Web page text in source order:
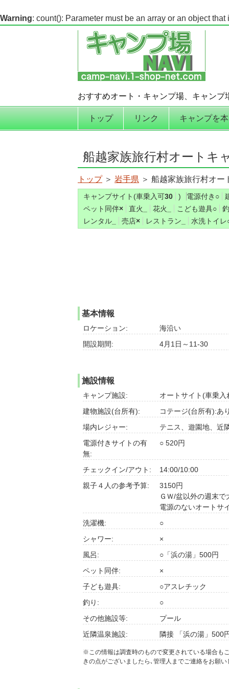
Warning: count(): Parameter must be an array or an object
おすすめオート・キャンプ場、キャンプ
コンテンツへ移動
トップ リンク キャンプを
船越家族旅行村オートキ
トップ＞ 岩手県 ＞ 船越家族旅行村オー
キャンプサイト(車乗入可30 ) 電源付き ○
ペット同伴× 直火 花火 こども遊具○
レンタル
売店× レストラン 水洗トイレ
基本情報
ロケーション:
海沿い
開設期間:
4月1日～11-30
施設情報
キャンプ施設:
オートサイト(車乗入
建物施設(台所有):
コテージ(台所有):あ
場内レジャー:
テニス、遊園地、近
電源付きサイトの有
無:
○ 520円
チェックイン/アウト:
14:00/10:00
親子４人の参考予算:
3150円
ＧＷ/盆以外の週末
電源のないオートサ
洗濯機:
○
シャワー:
×
風呂:
○「浜の湯」500円
ペット同伴:
×
子ども遊具:
○アスレチック
釣り:
○
その他施設等:
プール
近隣温泉施設:
隣接 「浜の湯」500
※この情報は調査時のもので変更されている場合も
きの点がございましたら､管理人までご連絡をお願い